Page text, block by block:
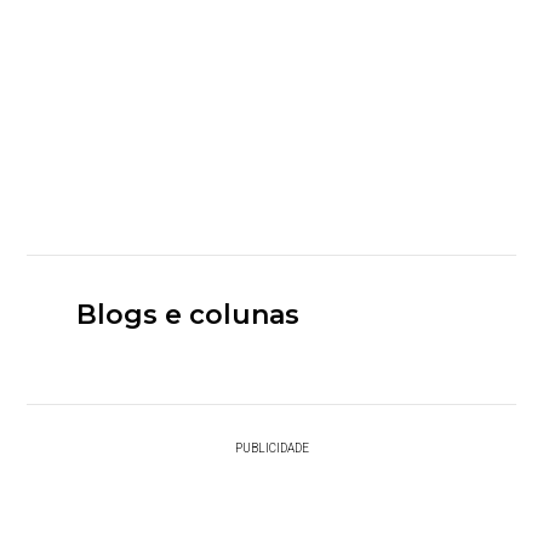
Blogs e colunas
PUBLICIDADE